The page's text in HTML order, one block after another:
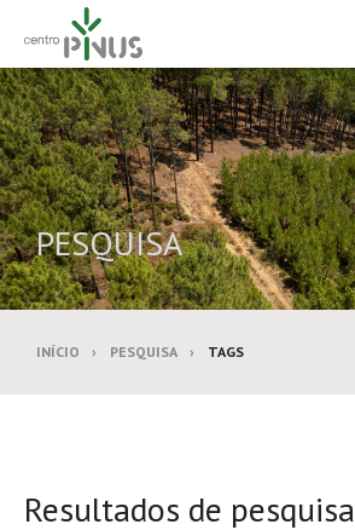
PESQUISA
INÍCIO PESQUISA TAGS
Resultados de pesquisa